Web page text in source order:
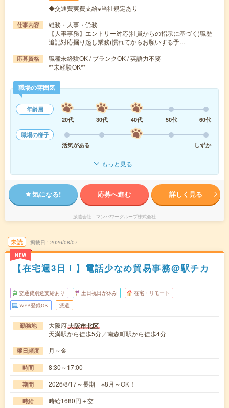
◆交通費実費支給※当社規定あり
仕事内容
総務・人事・労務
【人事事務】エントリー対応(社員からの指示に基づく)職歴
追記対応掘り起し業務(慣れてからお願いする予…
応募資格
職種未経験OK / ブランクOK / 英語力不要
**未経験OK**
職場の雰囲気
年齢層
20代
30代 40代 50代
60代
職場の様子
活気がある
しずか
もっと見る
気になる! 応募へ進む 詳しく見る
派遣会社 マンパワーグループ株式会社
未読
NEW
掲載日 2026/08/07
【在宅週3日！】電話少なめ貿易事務@駅チカ
交通費別途支給あり 土日祝日が休み 在宅・リモート
WEB登録OK 派遣
勤務地 大阪府大阪市北区
天満駅から徒歩5分／南森町駅から徒歩4分
曜日頻度 月～金
時間 8:30～17:00
期間 2026/8/17～長期 ※8月～OK！
時給 時給1680円＋交